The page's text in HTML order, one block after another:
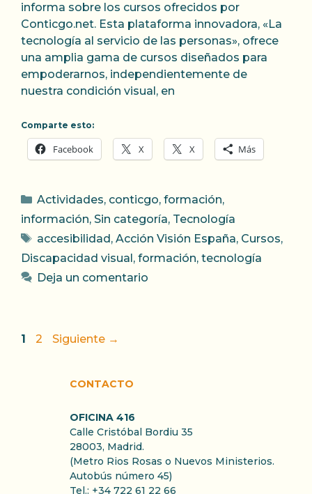
informa sobre los cursos ofrecidos por
Conticgo.net. Esta plataforma innovadora, «La
tecnología al servicio de las personas», ofrece
una amplia gama de cursos diseñados para
empoderarnos, independientemente de
nuestra condición visual, en
Comparte esto:
Facebook X X Más
Categorías
Actividades, conticgo, formación,
información, Sin categoría, Tecnología
Etiquetas
accesibilidad , Acción Visión España, Cursos,
Discapacidad visual , formación, tecnología
Deja un comentario
Página
1 Página
2 Siguiente →
CONTACTO
OFICINA 416
Calle Cristóbal Bordiu 35
28003, Madrid.
(Metro Rios Rosas o Nuevos Ministerios.
Autobús número 45)
Tel.: +34 722 61 22 66